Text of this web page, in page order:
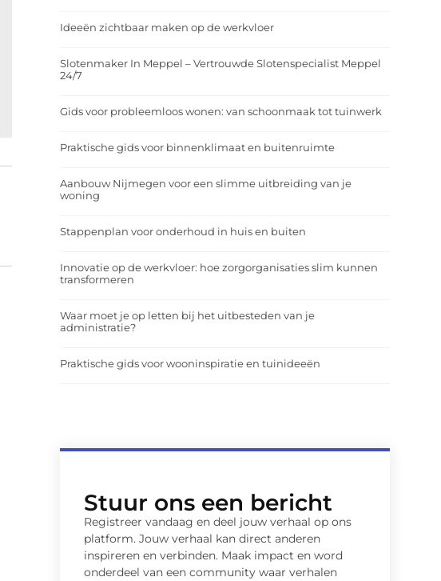
Ideeën zichtbaar maken op de werkvloer
Slotenmaker In Meppel – Vertrouwde Slotenspecialist Meppel
24/7
Gids voor probleemloos wonen: van schoonmaak tot tuinwerk
Praktische gids voor binnenklimaat en buitenruimte
Aanbouw Nijmegen voor een slimme uitbreiding van je
woning
Stappenplan voor onderhoud in huis en buiten
Innovatie op de werkvloer: hoe zorgorganisaties slim kunnen
transformeren
Waar moet je op letten bij het uitbesteden van je
administratie?
Praktische gids voor wooninspiratie en tuinideeën
Stuur ons een bericht
Registreer vandaag en deel jouw verhaal op ons
platform. Jouw verhaal kan direct anderen
inspireren en verbinden. Maak impact en word
onderdeel van een community waar verhalen